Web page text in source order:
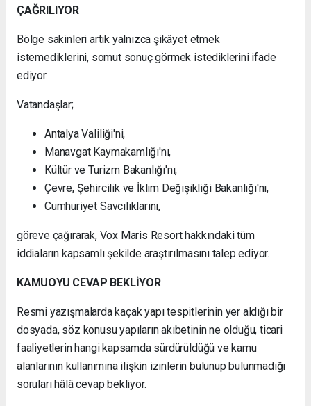
ÇAĞRILIYOR
Bölge sakinleri artık yalnızca şikâyet etmek
istemediklerini, somut sonuç görmek istediklerini ifade
ediyor.
Vatandaşlar;
Antalya Valiliği'ni,
Manavgat Kaymakamlığı'nı,
Kültür ve Turizm Bakanlığı'nı,
Çevre, Şehircilik ve İklim Değişikliği Bakanlığı'nı,
Cumhuriyet Savcılıklarını,
göreve çağırarak, Vox Maris Resort hakkındaki tüm
iddiaların kapsamlı şekilde araştırılmasını talep ediyor.
KAMUOYU CEVAP BEKLİYOR
Resmi yazışmalarda kaçak yapı tespitlerinin yer aldığı bir
dosyada, söz konusu yapıların akıbetinin ne olduğu, ticari
faaliyetlerin hangi kapsamda sürdürüldüğü ve kamu
alanlarının kullanımına ilişkin izinlerin bulunup bulunmadığı
soruları hâlâ cevap bekliyor.